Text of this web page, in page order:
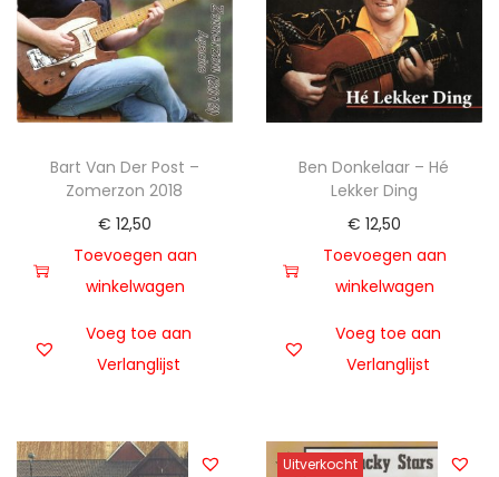
Bart Van Der Post –
Zomerzon 2018
€ 12,50
Toevoegen aan
winkelwagen
Voeg toe aan
Verlanglijst
Ben Donkelaar – Hé
Lekker Ding
€ 12,50
Toevoegen aan
winkelwagen
Voeg toe aan
Verlanglijst
Uitverkocht